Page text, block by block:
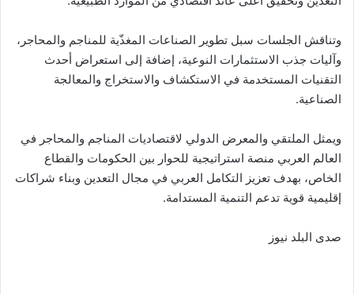
وتناقش الجلسات سبل تطوير الصناعات المغذّية للمناجم والمحاجر،
وآليات جذب الاستثمارات النوعية، إضافة إلى استعراض أحدث
التقنيات المستخدمة في الاستكشاف والاستخراج والمعالجة
الصناعية.
ويمثل الملتقي والمعرض الدولي لاقتصاديات المناجم والمحاجر في
العالم العربي منصة استراتيجية للحوار بين الحكومات والقطاع
الخاص، بهدف تعزيز التكامل العربي في مجال التعدين وبناء شراكات
إقليمية قوية تدعم التنمية المستدامة.
صدى البلد نيوز